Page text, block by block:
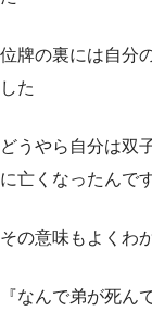
位牌の裏には自分
した
どうやら自分は双
に亡くなったんで
その意味もよくわ
『なんで弟が死ん